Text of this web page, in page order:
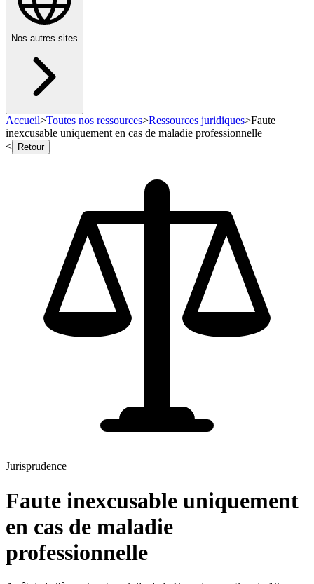
Nos autres sites
Accueil>Toutes nos ressources>Ressources juridiques>Faute
inexcusable uniquement en cas de maladie professionnelle
<
Retour
Jurisprudence
Faute inexcusable uniquement
en cas de maladie
professionnelle